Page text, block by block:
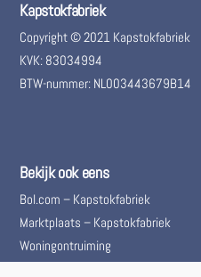
Kapstokfabriek
Copyright © 2021 Kapstokfabriek
KVK: 83034994
BTW-nummer: NL003443679B14
Bekijk ook eens
Bol.com – Kapstokfabriek
Marktplaats – Kapstokfabriek
Woningontruiming